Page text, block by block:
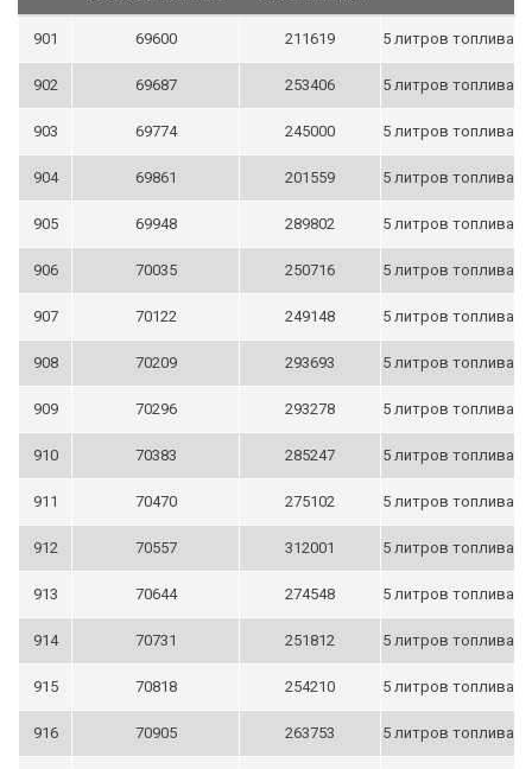
901 69600 211619 5 литров топлива
902 69687 253406 5 литров топлива
903 69774 245000 5 литров топлива
904 69861 201559 5 литров топлива
905 69948 289802 5 литров топлива
906 70035 250716 5 литров топлива
907 70122 249148 5 литров топлива
908 70209 293693 5 литров топлива
909 70296 293278 5 литров топлива
910 70383 285247 5 литров топлива
911 70470 275102 5 литров топлива
912 70557 312001 5 литров топлива
913 70644 274548 5 литров топлива
914 70731 251812 5 литров топлива
915 70818 254210 5 литров топлива
916 70905 263753 5 литров топлива